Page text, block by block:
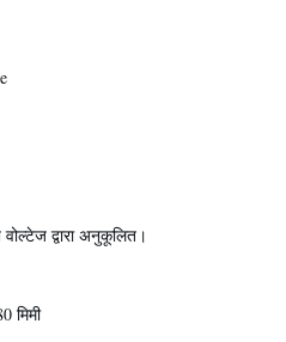
द्वारा अनुकूलित।
मिमी